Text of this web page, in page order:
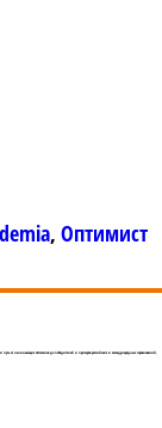
, Оптимист
путь от начинающих яхтсменов до победителей и призеров российских и международных соревнований,